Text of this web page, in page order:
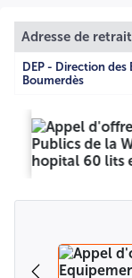
Adresse de
DEP - Direction des
Boumerdès